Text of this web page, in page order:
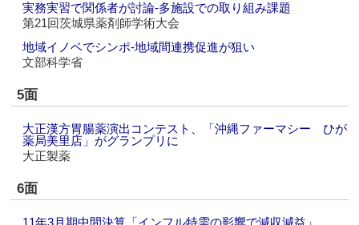
実務実習で関係者が討論‐多施設での取り組み課題
第21回茨城県薬剤師学術大会
地域イノベでシンポ‐地域間連携促進が狙い
文部科学省
5面
大正漢方胃腸薬演出コンテスト、「沖縄ファーマシー ひが
薬局美里店」がグランプリに
大正製薬
6面